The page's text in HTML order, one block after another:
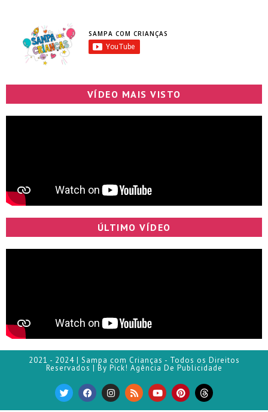
SAMPA COM CRIANÇAS
VÍDEO MAIS VISTO
ÚLTIMO VÍDEO
2021 - 2024 | Sampa com Crianças - Todos os Direitos
Reservados | By Pick! Agência De Publicidade